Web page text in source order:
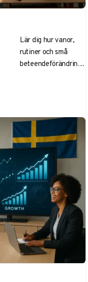
Lär dig hur vanor,
rutiner och små
beteendeförändringa
ensam eller
hemifrån.